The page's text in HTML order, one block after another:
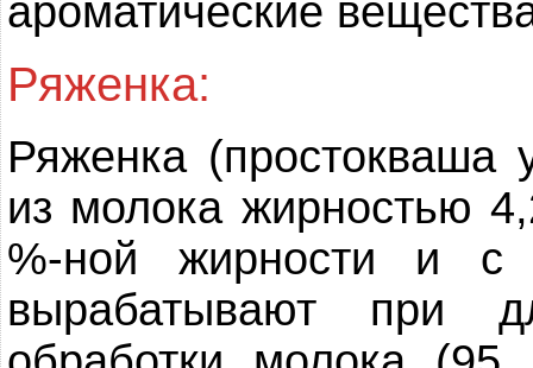
ароматические
Ряженка:
Ряженка (простокваша
из молока жирностью
%-ной жирности и
вырабатывают при